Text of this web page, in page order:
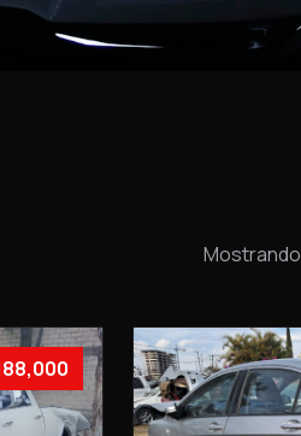
Mostrando